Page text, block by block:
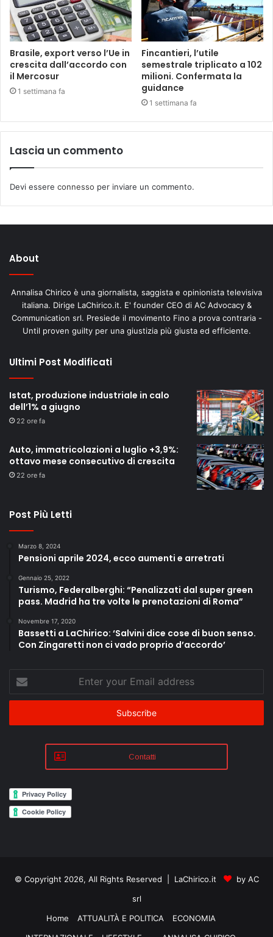
Brasile, export verso l’Ue in
crescita dall’accordo con
il Mercosur
1 settimana fa
Fincantieri, l’utile
semestrale triplicato a 102
milioni. Confermata la
guidance
1 settimana fa
Lascia un commento
Devi essere connesso per inviare un commento.
About
Annalisa Chirico è una giornalista, saggista e opinionista televisiva
italiana. Dirige LaChirico.it. E' founder CEO di AC Advocacy &
Communication srl. Presiede il movimento Fino a prova contraria -
Until proven guilty per una giustizia più giusta ed efficiente.
Ultimi Post Modificati
Istat, produzione industriale in calo
dell’1% a giugno
22 ore fa
Auto, immatricolazioni a luglio +3,9%:
ottavo mese consecutivo di crescita
22 ore fa
Post Più Letti
Marzo 8, 2024
Pensioni aprile 2024, ecco aumenti e arretrati
Gennaio 25, 2022
Turismo, Federalberghi: “Penalizzati dal super green
pass. Madrid ha tre volte le prenotazioni di Roma”
Novembre 17, 2020
Bassetti a LaChirico: ‘Salvini dice cose di buon senso.
Con Zingaretti non ci vado proprio d’accordo’
your
Email
Contatti
© Copyright 2026, All Rights Reserved | LaChirico.it
by AC
srl
Home
ATTUALITÀ E POLITICA
ECONOMIA